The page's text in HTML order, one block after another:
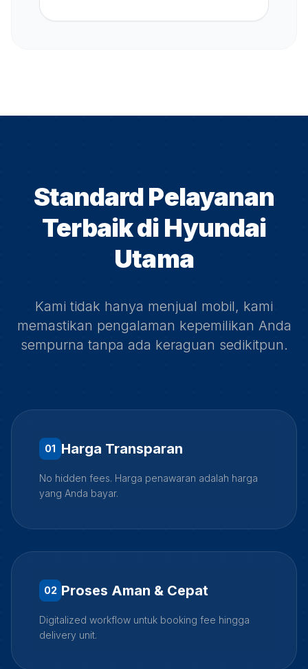
Standard Pelayanan
Terbaik di Hyundai
Utama
Kami tidak hanya menjual mobil, kami
memastikan pengalaman kepemilikan Anda
sempurna tanpa ada keraguan sedikitpun.
01 Harga Transparan
No hidden fees. Harga penawaran adalah harga
yang Anda bayar.
02 Proses Aman & Cepat
Digitalized workflow untuk booking fee hingga
delivery unit.